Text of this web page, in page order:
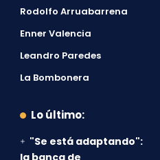
Rodolfo Arruabarrena
Enner Valencia
Leandro Paredes
La Bombonera
Lo último:
"Se está adaptando":
la banca de